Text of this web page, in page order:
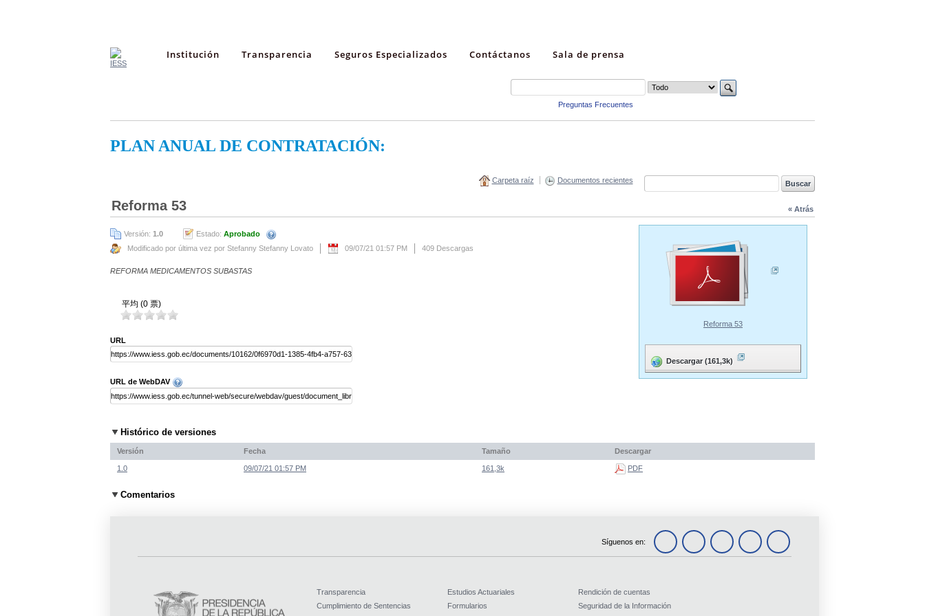
Institución Transparencia Seguros Especializados Contáctanos Sala de prensa
Preguntas Frecuentes
PLAN ANUAL DE CONTRATACIÓN:
Carpeta raíz Documentos recientes
« Atrás
Reforma 53
Versión: 1.0 Estado: Aprobado
Modificado por última vez por Stefanny Stefanny Lovato
09/07/21 01:57 PM 409 Descargas
REFORMA MEDICAMENTOS SUBASTAS
平均 (0 票)
URL
URL de WebDAV
Reforma 53
Descargar (161,3k)
Histórico de versiones
Versión Fecha Tamaño Descargar
1.0 09/07/21 01:57 PM 161,3k PDF
Comentarios
Síguenos en:
Transparencia
Cumplimiento de Sentencias
Estudios Actuariales
Formularios
Rendición de cuentas
Seguridad de la Información